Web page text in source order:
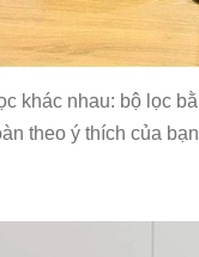
khác nhau: bộ lọc
theo ý thích của